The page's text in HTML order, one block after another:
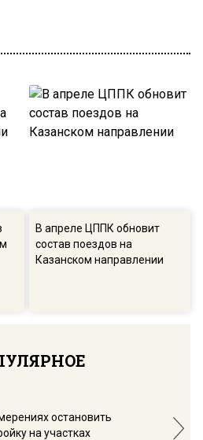
В апреле ЦППК обновит
состав поездов на
Казанском направлении
остановить
на участках